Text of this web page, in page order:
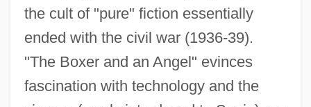
the cult of "pure" fiction essentially
ended with the civil war (1936-39).
"The Boxer and an Angel" evinces
fascination with technology and the